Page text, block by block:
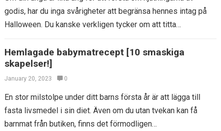
godis, har du inga svårigheter att begränsa hennes intag på
Halloween. Du kanske verkligen tycker om att titta…
Hemlagade babymatrecept [10 smaskiga
skapelser!]
January 20, 2023 0
En stor milstolpe under ditt barns första år är att lägga till
fasta livsmedel i sin diet. Även om du utan tvekan kan få
barnmat från butiken, finns det förmodligen…